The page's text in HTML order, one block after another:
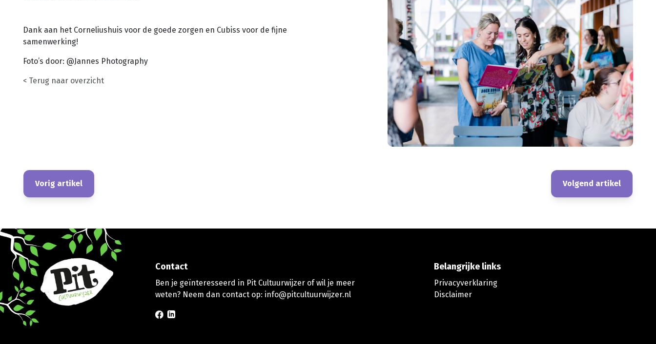
Dank aan het Corneliushuis voor de goede zorgen en Cubiss voor de fijne
samenwerking!
Foto’s door: @Jannes Photography
< Terug naar overzicht
Vorig artikel Volgend artikel
Contact
Ben je geïnteresseerd in Pit Cultuurwijzer of wil je meer
weten? Neem dan contact op: info@pitcultuurwijzer.nl
Belangrijke links
Privacyverklaring
Disclaimer